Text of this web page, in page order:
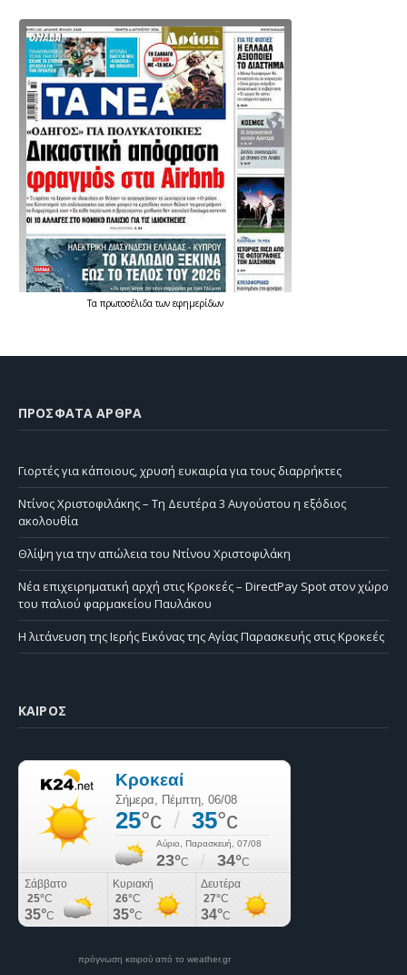
Τα πρωτοσέλιδατων εφημερίδων
ΠΡΌΣΦΑΤΑ ΆΡΘΡΑ
Γιορτές για κάποιους, χρυσή ευκαιρία για τους διαρρήκτες
Ντίνος Χριστοφιλάκης – Τη Δευτέρα 3 Αυγούστου η εξόδιος
ακολουθία
Θλίψη για την απώλεια του Ντίνου Χριστοφιλάκη
Νέα επιχειρηματική αρχή στις Κροκεές – DirectPay Spot στον χώρο
του παλιού φαρμακείου Παυλάκου
Η λιτάνευση της Ιερής Εικόνας της Αγίας Παρασκευής στις Κροκεές
ΚΑΙΡΌΣ
πρόγνωση καιρού από το weather.gr